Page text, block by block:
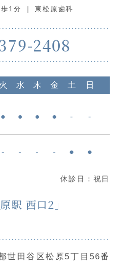
1分 ｜ 東松原歯科
火 水 木 金 土 日
● ● ● ● - -
- - - - ● ●
休診日：祝日
2408
駅 西口2」
世田谷区松原5丁目56番